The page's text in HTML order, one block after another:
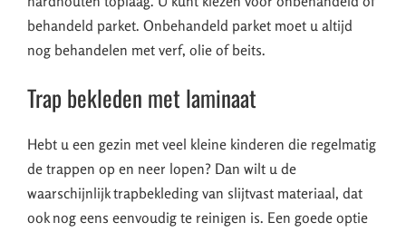
behandeld parket. Onbehandeld parket moet u altijd
nog behandelen met verf, olie of beits.
Trap bekleden met laminaat
Hebt u een gezin met veel kleine kinderen die regelmatig
de trappen op en neer lopen? Dan wilt u de
waarschijnlijk trapbekleding van slijtvast materiaal, dat
ook nog eens eenvoudig te reinigen is. Een goede optie